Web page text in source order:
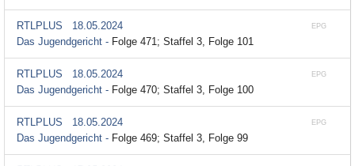
EPG
RTLPLUS
18.05.2024
Das Jugendgericht - Folge 471; Staffel 3, Folge 101
EPG
RTLPLUS
18.05.2024
Das Jugendgericht - Folge 470; Staffel 3, Folge 100
EPG
RTLPLUS
18.05.2024
Das Jugendgericht - Folge 469; Staffel 3, Folge 99